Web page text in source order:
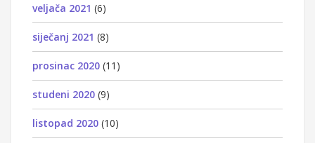
veljača 2021 (6)
siječanj 2021 (8)
prosinac 2020 (11)
studeni 2020 (9)
listopad 2020 (10)